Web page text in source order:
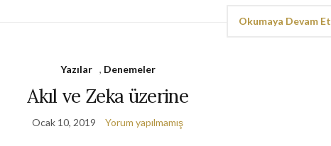
Okumaya Devam Et
Yazılar , Denemeler
Akıl ve Zeka üzerine
Ocak 10, 2019 Yorum yapılmamış